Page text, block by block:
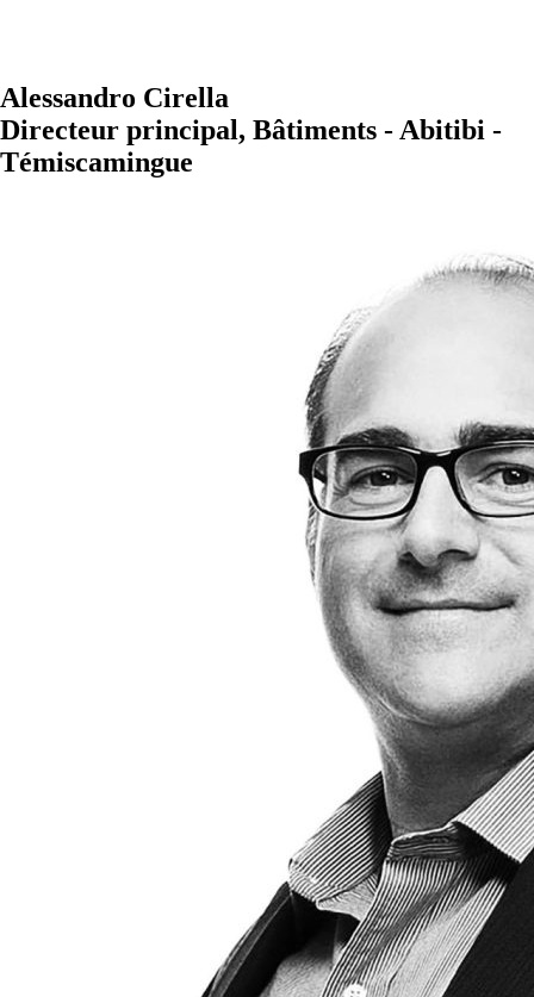
Alessandro Cirella
Directeur principal, Bâtiments - Abitibi -
Témiscamingue